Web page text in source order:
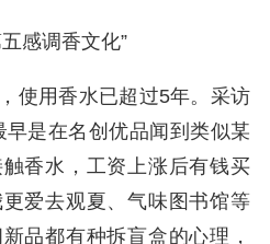
感调香文化”
使用香水已超过5年。采访
早是在名创优品闻到类似某
香水，工资上涨后有钱买
爱去观夏、气味图书馆等
品都有种拆盲盒的心理，